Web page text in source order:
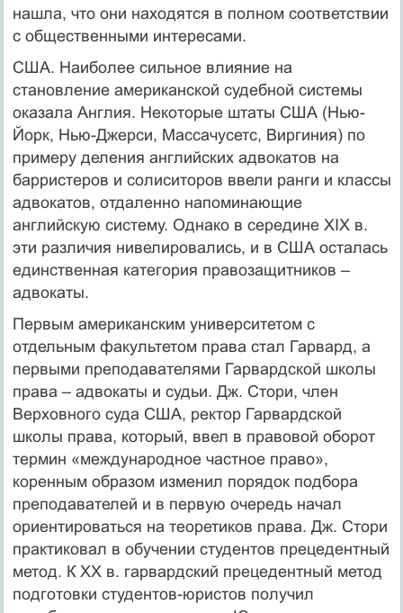
нашла, что они находятся в полном соответствии
с общественными интересами.
США. Наиболее сильное влияние на
становление американской судебной системы
оказала Англия. Некоторые штаты США (Нью-
Йорк, Нью-Джерси, Массачусетс, Виргиния) по
примеру деления английских адвокатов на
барристеров и солиситоров ввели ранги и классы
адвокатов, отдаленно напоминающие
английскую систему. Однако в середине XIX в.
эти различия нивелировались, и в США осталась
единственная категория правозащитников –
адвокаты.
Первым американским университетом с
отдельным факультетом права стал Гарвард, а
первыми преподавателями Гарвардской школы
права – адвокаты и судьи. Дж. Стори, член
Верховного суда США, ректор Гарвардской
школы права, который, ввел в правовой оборот
термин «международное частное право»,
коренным образом изменил порядок подбора
преподавателей и в первую очередь начал
ориентироваться на теоретиков права. Дж. Стори
практиковал в обучении студентов прецедентный
метод. К XX в. гарвардский прецедентный метод
подготовки студентов-юристов получил